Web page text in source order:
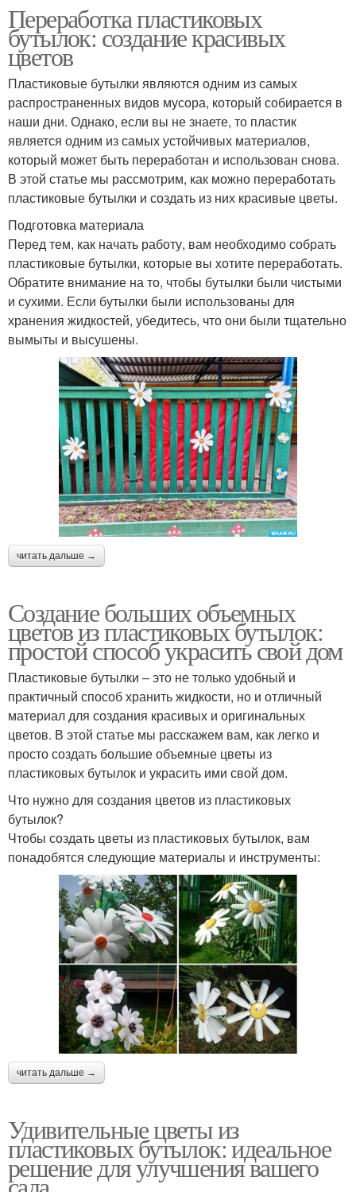
Переработка пластиковых
бутылок: создание красивых
цветов
Пластиковые бутылки являются одним из самых
распространенных видов мусора, который собирается в
наши дни. Однако, если вы не знаете, то пластик
является одним из самых устойчивых материалов,
который может быть переработан и использован снова.
В этой статье мы рассмотрим, как можно переработать
пластиковые бутылки и создать из них красивые цветы.
Подготовка материала
Перед тем, как начать работу, вам необходимо собрать
пластиковые бутылки, которые вы хотите переработать.
Обратите внимание на то, чтобы бутылки были чистыми
и сухими. Если бутылки были использованы для
хранения жидкостей, убедитесь, что они были тщательно
вымыты и высушены.
читать дальше →
Создание больших объемных
цветов из пластиковых бутылок:
простой способ украсить свой дом
Пластиковые бутылки – это не только удобный и
практичный способ хранить жидкости, но и отличный
материал для создания красивых и оригинальных
цветов. В этой статье мы расскажем вам, как легко и
просто создать большие объемные цветы из
пластиковых бутылок и украсить ими свой дом.
Что нужно для создания цветов из пластиковых
бутылок?
Чтобы создать цветы из пластиковых бутылок, вам
понадобятся следующие материалы и инструменты:
читать дальше →
Удивительные цветы из
пластиковых бутылок: идеальное
решение для улучшения вашего